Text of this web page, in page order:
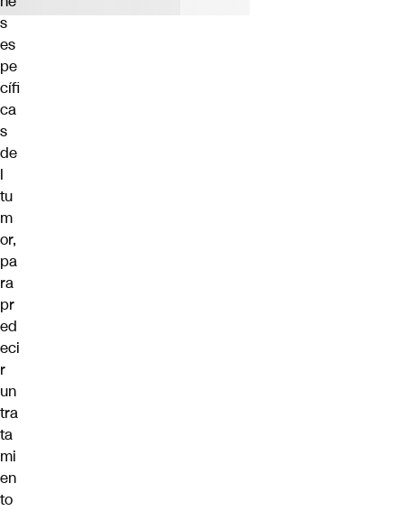
s
es
pe
cífi
ca
s
de
l
tu
m
or,
pa
ra
pr
ed
eci
r
un
tra
ta
mi
en
to